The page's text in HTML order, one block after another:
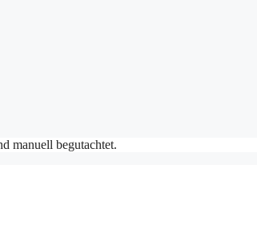
manuell begutachtet.